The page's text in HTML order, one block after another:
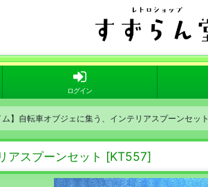
ログイン
ム】自転車オブジェに集う、インテリアスプーンセット
アスプーンセット [KT557]